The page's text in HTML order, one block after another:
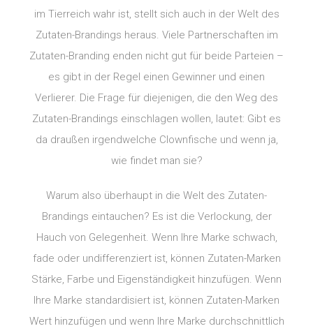
im Tierreich wahr ist, stellt sich auch in der Welt des
Zutaten-Brandings heraus. Viele Partnerschaften im
Zutaten-Branding enden nicht gut für beide Parteien –
es gibt in der Regel einen Gewinner und einen
Verlierer. Die Frage für diejenigen, die den Weg des
Zutaten-Brandings einschlagen wollen, lautet: Gibt es
da draußen irgendwelche Clownfische und wenn ja,
wie findet man sie?
Warum also überhaupt in die Welt des Zutaten-
Brandings eintauchen? Es ist die Verlockung, der
Hauch von Gelegenheit. Wenn Ihre Marke schwach,
fade oder undifferenziert ist, können Zutaten-Marken
Stärke, Farbe und Eigenständigkeit hinzufügen. Wenn
Ihre Marke standardisiert ist, können Zutaten-Marken
Wert hinzufügen und wenn Ihre Marke durchschnittlich